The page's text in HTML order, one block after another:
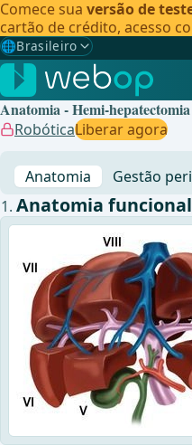
Comece sua versão de
cartão de crédito, acesso
🌐Brasileiro
Gewählte Sprache: Brasileiro
🇩🇪 Alemão
🇬🇧Inglês
🇧🇷 Brasileiro ✓
Anatomia - Hemi-
RobóticaLiberar agora
Anatomia Gestão
Anatomia